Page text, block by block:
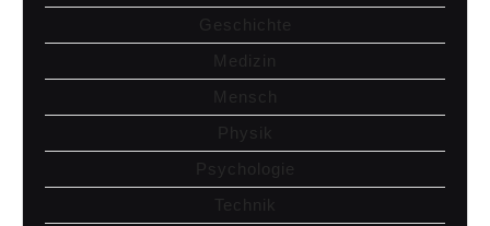
Geschichte
Medizin
Mensch
Physik
Psychologie
Technik